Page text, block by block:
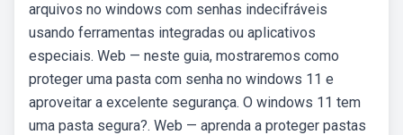
arquivos no windows com senhas indecifráveis
usando ferramentas integradas ou aplicativos
especiais. Web — neste guia, mostraremos como
proteger uma pasta com senha no windows 11 e
aproveitar a excelente segurança. O windows 11 tem
uma pasta segura?. Web — aprenda a proteger pastas